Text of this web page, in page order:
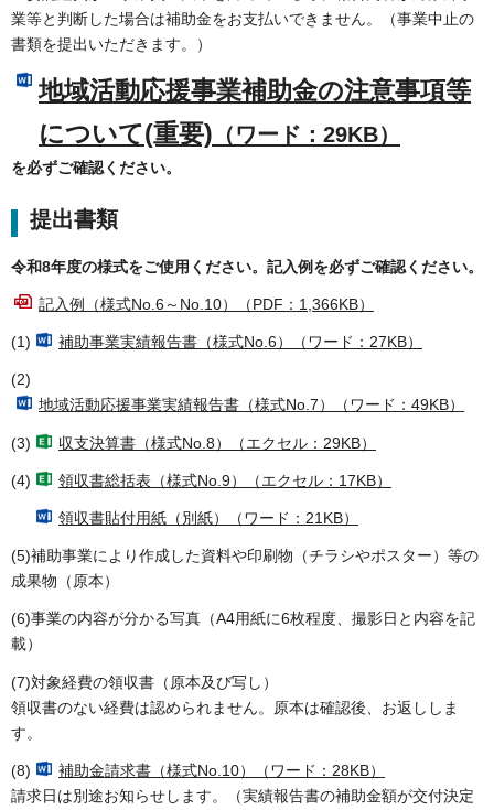
業等と判断した場合は補助金をお支払いできません。（事業中止の
書類を提出いただきます。）
地域活動応援事業補助金の注意事項等
について(重要) （ワード：29KB）
を必ずご確認ください。
提出書類
令和8年度の様式をご使用ください。記入例を必ずご確認ください。
記入例（様式No.6～No.10）（PDF：1,366KB）
(1) 補助事業実績報告書（様式No.6）（ワード：27KB）
(2)
地域活動応援事業実績報告書（様式No.7）（ワード：49KB）
(3) 収支決算書（様式No.8）（エクセル：29KB）
(4) 領収書総括表（様式No.9）（エクセル：17KB）
領収書貼付用紙（別紙）（ワード：21KB）
(5)補助事業により作成した資料や印刷物（チラシやポスター）等の
成果物（原本）
(6)事業の内容が分かる写真（A4用紙に6枚程度、撮影日と内容を記
載）
(7)対象経費の領収書（原本及び写し）
領収書のない経費は認められません。原本は確認後、お返ししま
す。
(8)
補助金請求書（様式No.10）（ワード：28KB）
請求日は別途お知らせします。（実績報告書の補助金額が交付決定